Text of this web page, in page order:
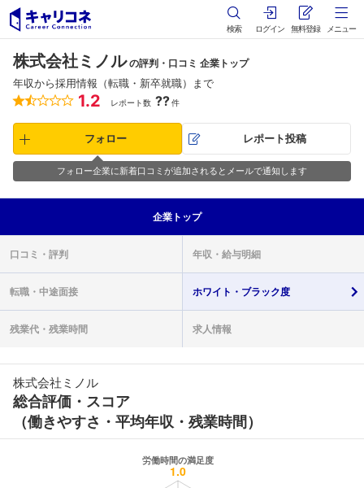
検索 ログイン 無料登録 メニュー
株式会社ミノル の評判・口コミ 企業トップ
年収から採用情報（転職・新卒就職）まで
1.2 レポート数 ??件
フォロー レポート投稿
フォロー企業に新着口コミが追加されるとメールで通知します
企業 トップ
口コミ・ 評判 年収・ 給与明細
転職・ 中途面接 ホワイト・ ブラック度
残業代・ 残業時間 求人情報
株式会社ミノル
総合評価・スコア
（働きやすさ・平均年収・残業時間）